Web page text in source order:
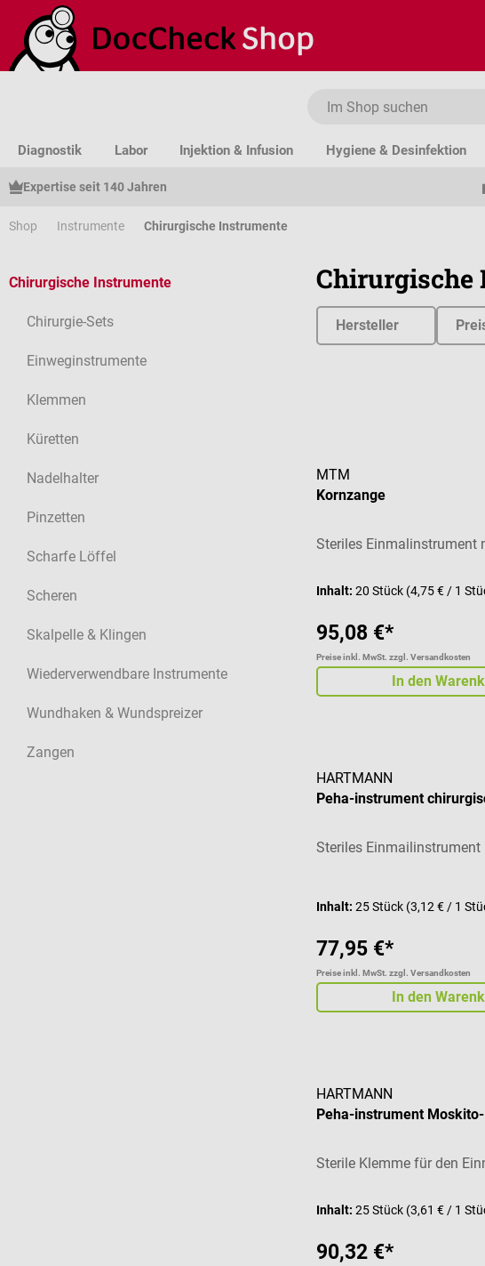
Hauptinhalt springen
Zur Suche springen
Zur Hauptnavigation springen
Diagnostik Labor Injektion & Infusion Hygiene & Desinfektion
Expertise seit 140 Jahren
Shop Instrumente Chirurgische Instrumente
Chirurgische Instrumente
Chirurgie-Sets
Einweginstrumente
Klemmen
Küretten
Nadelhalter
Pinzetten
Scharfe Löffel
Scheren
Skalpelle & Klingen
Wiederverwendbare Instrumente
Wundhaken & Wundspreizer
Zangen
Chirurgische
Hersteller
MTM
Kornzange
Steriles Einmalinstrument
Inhalt: 20 Stück (4,75 € / 1
95,08 €*
Preise inkl. MwSt. zzgl. Versandkosten
In den
HARTMANN
Peha-instrument
Steriles Einmailinstrument
Inhalt: 25 Stück (3,12 € / 1
77,95 €*
Preise inkl. MwSt. zzgl. Versandkosten
In den
HARTMANN
Peha-instrument
Sterile Klemme für den
Inhalt: 25 Stück (3,61 € / 1
90,32 €*